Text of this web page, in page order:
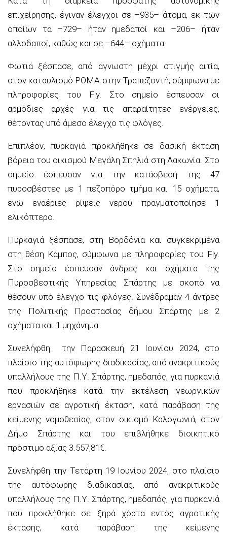
επιχείρησης, έγιναν έλεγχοι σε –935– άτομα, εκ των
οποίων τα –729– ήταν ημεδαποί και –206– ήταν
αλλοδαποί, καθώς και σε –644– οχήματα.
Φωτιά ξέσπασε, από άγνωστη μέχρι στιγμής αιτία,
στον καταυλισμό ΡΟΜΑ στην Τραπεζοντή, σύμφωνα με
πληροφορίες του Fly. Στο σημείο έσπευσαν οι
αρμόδιες αρχές για τις απαραίτητες ενέργειες,
θέτοντας υπό άμεσο έλεγχο τις φλόγες.
Επιπλέον, πυρκαγιά προκλήθηκε σε δασική έκταση
βόρεια του οικισμού Μεγάλη Σπηλιά στη Λακωνία. Στο
σημείο έσπευσαν για την κατάσβεσή της 47
πυροσβέστες με 1 πεζοπόρο τμήμα και 15 οχήματα,
ενώ εναέριες ρίψεις νερού πραγματοποίησε 1
ελικόπτερο.
Πυρκαγιά ξέσπασε, στη Βορδόνια και συγκεκριμένα
στη θέση Κάμπος, σύμφωνα με πληροφορίες του Fly.
Στο σημείο έσπευσαν άνδρες και οχήματα της
Πυροσβεστικής Υπηρεσίας Σπάρτης με σκοπό να
θέσουν υπό έλεγχο τις φλόγες. Συνέδραμαν 4 άντρες
της Πολιτικής Προστασίας δήμου Σπάρτης με 2
οχήματα και 1 μηχάνημα.
Συνελήφθη την Παρασκευή 21 Ιουνίου 2024, στο
πλαίσιο της αυτόφωρης διαδικασίας, από ανακριτικούς
υπαλλήλους της Π.Υ. Σπάρτης, ημεδαπός, για πυρκαγιά
που προκλήθηκε κατά την εκτέλεση γεωργικών
εργασιών σε αγροτική έκταση, κατά παράβαση της
κείμενης νομοθεσίας, στον οικισμό Καλογωνιά, στον
Δήμο Σπάρτης και του επιβλήθηκε διοικητικό
πρόστιμο αξίας 3.557,81€.
Συνελήφθη την Τετάρτη 19 Ιουνίου 2024, στο πλαίσιο
της αυτόφωρης διαδικασίας, από ανακριτικούς
υπαλλήλους της Π.Υ. Σπάρτης, ημεδαπός, για πυρκαγιά
που προκλήθηκε σε ξηρά χόρτα εντός αγροτικής
έκτασης, κατά παράβαση της κείμενης